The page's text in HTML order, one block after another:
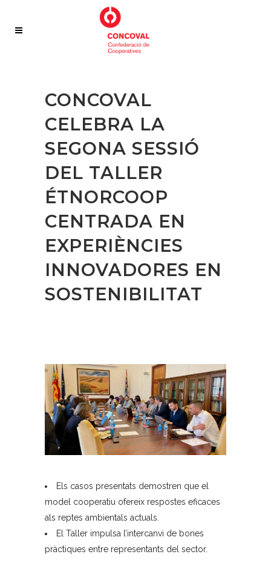
CONCOVAL
CELEBRA LA
SEGONA SESSIÓ
DEL TALLER
ÉTNORCOOP
CENTRADA EN
EXPERIÈNCIES
INNOVADORES EN
SOSTENIBILITAT
Els casos presentats demostren que el
model cooperatiu ofereix respostes eficaces
als reptes ambientals actuals.
El Taller impulsa l’intercanvi de bones
pràctiques entre representants del sector.